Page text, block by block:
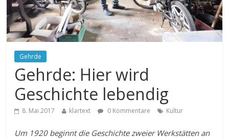
Gehrde
Gehrde: Hier wird
Geschichte lebendig
8. Mai 2017 klartext 0 Kommentare Kultur
Um 1920 beginnt die Geschichte zweier Werkstätten an